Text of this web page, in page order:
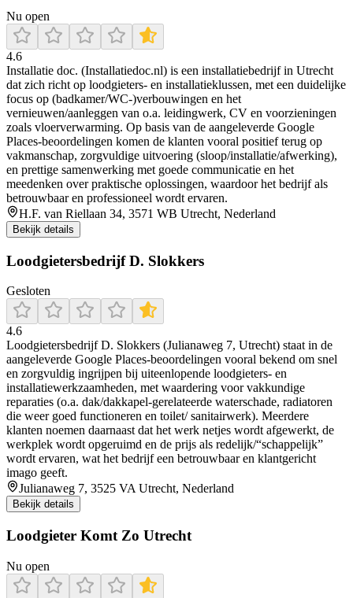
Nu open
4.6
Installatie doc. (Installatiedoc.nl) is een installatiebedrijf in Utrecht
dat zich richt op loodgieters- en installatieklussen, met een duidelijke
focus op (badkamer/WC-)verbouwingen en het
vernieuwen/aanleggen van o.a. leidingwerk, CV en voorzieningen
zoals vloerverwarming. Op basis van de aangeleverde Google
Places-beoordelingen komen de klanten vooral positief terug op
vakmanschap, zorgvuldige uitvoering (sloop/installatie/afwerking),
en prettige samenwerking met goede communicatie en het
meedenken over praktische oplossingen, waardoor het bedrijf als
betrouwbaar en professioneel wordt ervaren.
H.F. van Riellaan 34, 3571 WB Utrecht, Nederland
Bekijk details
Loodgietersbedrijf D. Slokkers
Gesloten
4.6
Loodgietersbedrijf D. Slokkers (Julianaweg 7, Utrecht) staat in de
aangeleverde Google Places-beoordelingen vooral bekend om snel
en zorgvuldig ingrijpen bij uiteenlopende loodgieters- en
installatiewerkzaamheden, met waardering voor vakkundige
reparaties (o.a. dak/dakkapel-gerelateerde waterschade, radiatoren
die weer goed functioneren en toilet/ sanitairwerk). Meerdere
klanten noemen daarnaast dat het werk netjes wordt afgewerkt, de
werkplek wordt opgeruimd en de prijs als redelijk/“schappelijk”
wordt ervaren, wat het bedrijf een betrouwbaar en klantgericht
imago geeft.
Julianaweg 7, 3525 VA Utrecht, Nederland
Bekijk details
Loodgieter Komt Zo Utrecht
Nu open